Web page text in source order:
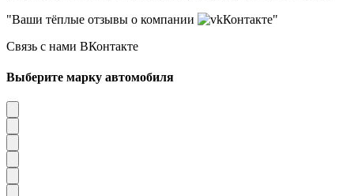
"Ваши тёплые отзывы о компании
Контакте"
Связь с нами ВКонтакте
Выберите марку автомобиля